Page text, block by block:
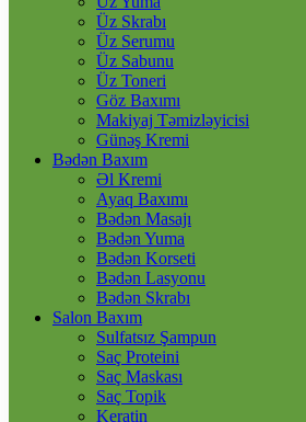
Üz Skrabı
Üz Serumu
Üz Sabunu
Üz Toneri
Göz Baxımı
Makiyaj Təmizləyicisi
Günəş Kremi
Bədən Baxım
Əl Kremi
Ayaq Baxımı
Bədən Masajı
Bədən Yuma
Bədən Korseti
Bədən Lasyonu
Bədən Skrabı
Salon Baxım
Sulfatsız Şampun
Saç Proteini
Saç Maskası
Saç Topik
Keratin